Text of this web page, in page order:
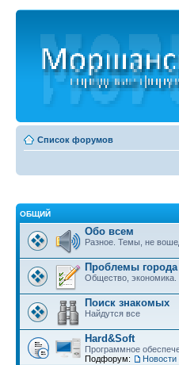
Список форумов
ОБЩИЙ
Обо всем
Разное. Темы, не
Проблемы города
Общество, экономика.
Поиск знакомых
Найдутся все
Hard&Soft
Программное
Подфорум:
Новости